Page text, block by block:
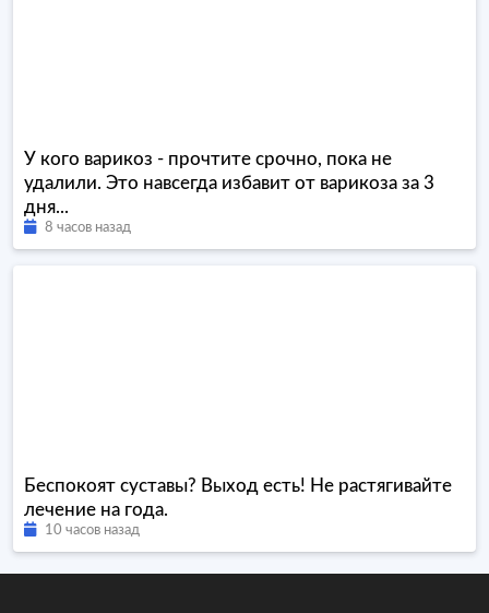
У кого варикоз - прочтите срочно, пока не
удалили. Это навсегда избавит от варикоза за 3
дня...
8 часов назад
Беспокоят суставы? Выход есть! Не растягивайте
лечение на года.
10 часов назад